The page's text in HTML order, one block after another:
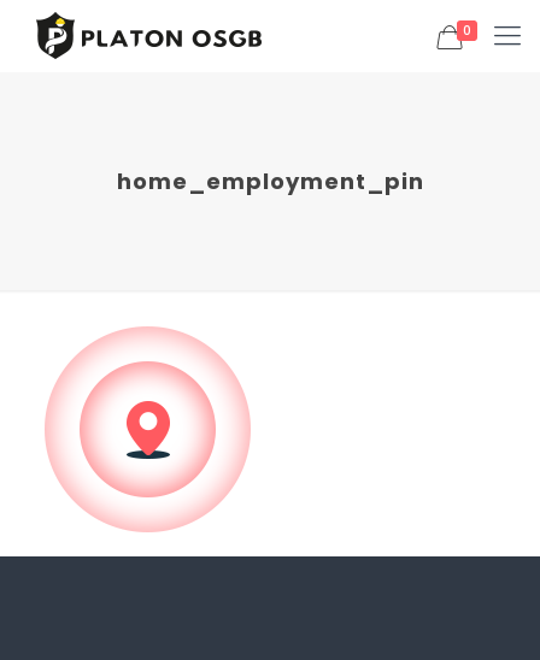
0
home_employment_pin